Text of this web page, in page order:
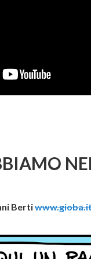
Berti